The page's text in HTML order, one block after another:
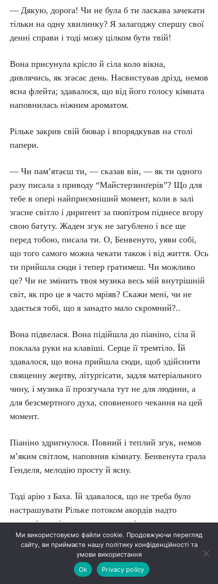
— Дякую, дорога! Чи не була б ти ласкава зачекати
тільки на одну хвилинку? Я залагоджу спершу свої
денні справи і тоді можу цілком бути твій!
Вона присунула крісло й сіла коло вікна,
дивлячись, як згасає день. Насвистував дрізд, немов
ясна флейта; здавалося, що від його голосу кімната
наповнилась ніжним ароматом.
Рільке закрив свій бювар і впорядкував на столі
папери.
— Чи пам’ятаєш ти, — сказав він, — як ти одного
разу писала з приводу “Майстерзинґерів”? Що для
тебе в опері найприємніший момент, коли в залі
згасне світло і диригент за пюпітром піднесе вгору
свою батуту. Жаден згук не загублено і все ще
перед тобою, писала ти. О, Бенвенуто, уяви собі,
що того самого можна чекати також і від життя. Ось
ти прийшла сюди і тепер гратимеш. Чи можливо
це? Чи не змінить твоя музика весь мій внутрішній
світ, як про це я часто мріяв? Скажи мені, чи не
здається тобі, що я занадто мало скромний?..
Вона підвелася. Вона підійшла до піаніно, сіла й
поклала руки на клавіші. Серце її тремтіло. Їй
здавалося, що вона прийшла сюди, щоб здійснити
священну жертву, літургісати, задля матеріального
чину, і музика її прозгучала тут не для людини, а
для безсмертного духа, сповненого чекання на цей
момент.
Піаніно здригнулося. Повний і теплий згук, немов
м’яким світлом, наповнив кімнату. Бенвенута грала
Генделя, мелодію просту й ясну.
Тоді арію з Баха. Їй здавалося, що не треба було
настрашувати Рільке потоком акордів надто
могутніх, — і вона почала з зовсім простих
мелодій: коротка пісня Шумана, пастораль
Скарлатті.
І завжди, між двох речей, у кімнаті згучав спів
Ми використовуємо файли cookie. Продовжуючи перегляд
сайту, ви приймаєте нашу політику конфіденційності та
умови використання
Ok
Privacy policy